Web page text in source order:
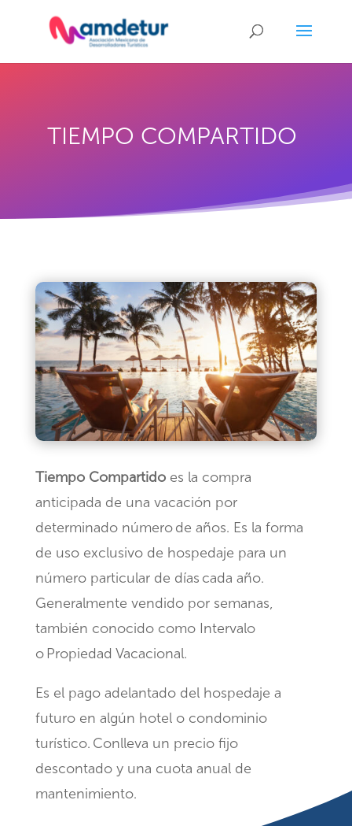
TIEMPO COMPARTIDO
Tiempo Compartidoes la compra
anticipada de una vacación por
determinado número de años. Es la forma
de uso exclusivo de hospedaje para un
número particular de días cada año.
Generalmente vendido por semanas,
también conocido como Intervalo
o Propiedad Vacacional.​
Es el pago adelantado del hospedaje a
futuro en algún hotel o condominio
turístico. Conlleva un precio fijo
descontado y una cuota anual de
mantenimiento. ​